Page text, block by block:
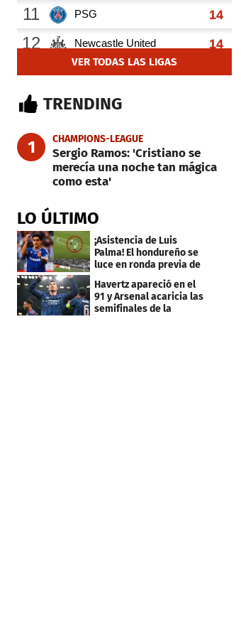
VER TODAS LAS LIGAS
TRENDING
1 CHAMPIONS-LEAGUE
Sergio Ramos: 'Cristiano se
merecía una noche tan mágica
como esta'
LO ÚLTIMO
¡Asistencia de Luis
Palma! El hondureño se
luce en ronda previa de
Havertz apareció en el
91 y Arsenal acaricia las
semifinales de la